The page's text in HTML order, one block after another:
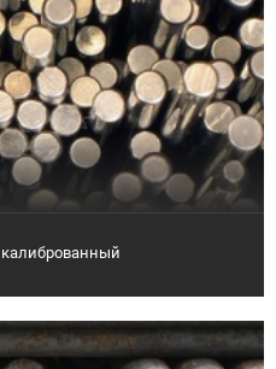
калиброванный